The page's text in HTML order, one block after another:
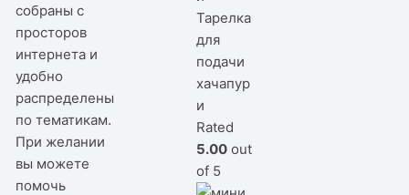
собраны с
просторов
интернета и
удобно
распределены
по тематикам.
При желании
вы можете
помочь
Тарелка
для
подачи
хачапур
и
Rated
5.00 out
of 5